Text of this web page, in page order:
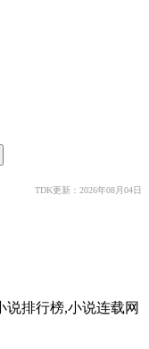
TDK更新：2026年08月04日
排行榜,小说连载网